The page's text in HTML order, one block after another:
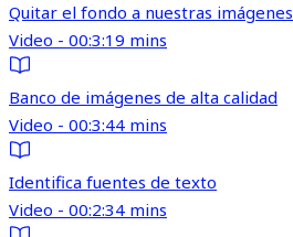
Quitar el fondo a nuestras imágenes
Video - 00:3:19 mins
Banco de imágenes de alta calidad
Video - 00:3:44 mins
Identifica fuentes de texto
Video - 00:2:34 mins